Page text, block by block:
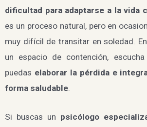
dificultad para adaptarse a la vida
es un proceso natural, pero en
muy difícil de transitar en soledad.
un espacio de contención,
puedas elaborar la pérdida e
forma saludable
Si buscas un psicólogo